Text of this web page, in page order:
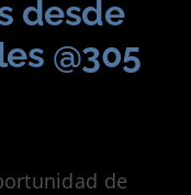
desde
@305
de